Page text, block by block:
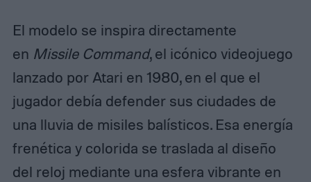
El modelo se inspira directamente
en Missile Command, el icónico videojuego
lanzado por Atari en 1980, en el que el
jugador debía defender sus ciudades de
una lluvia de misiles balísticos. Esa energía
frenética y colorida se traslada al diseño
del reloj mediante una esfera vibrante en